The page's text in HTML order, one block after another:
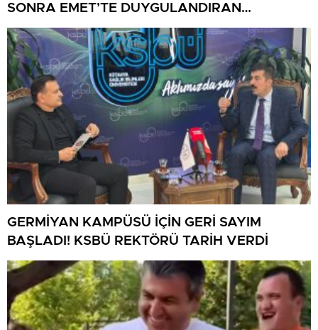
SONRA EMET’TE DUYGULANDIRAN
BULUŞMA
GERMİYAN KAMPÜSÜ İÇİN GERİ SAYIM
BAŞLADI! KSBÜ REKTÖRÜ TARİH VERDİ